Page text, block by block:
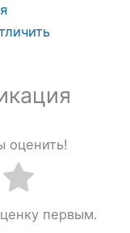
оценить!
первым.